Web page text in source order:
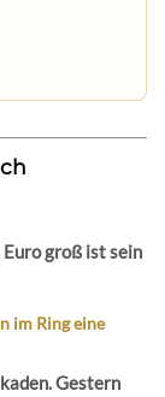
groß ist sein
im Ring eine
Gestern